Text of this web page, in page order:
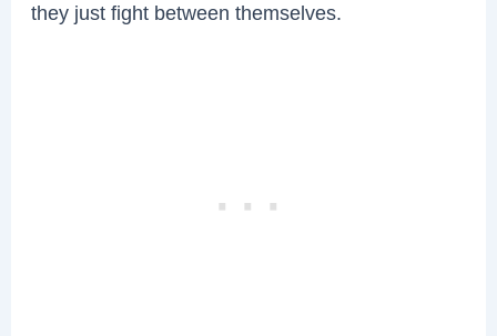
they just fight between themselves.